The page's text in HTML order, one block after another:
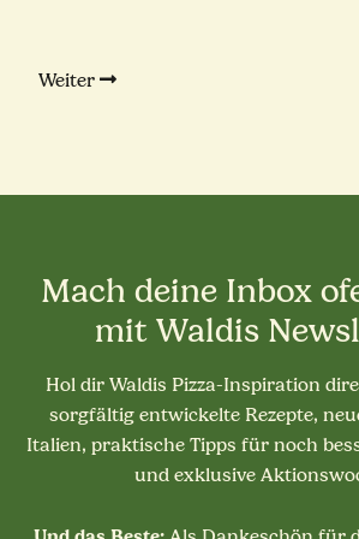
Weiter
Mach deine Inbox
mit Waldis
Hol dir Waldis Pizza-Inspiration
sorgfältig entwickelte Rezepte,
Italien, praktische Tipps für noch
und exklusive